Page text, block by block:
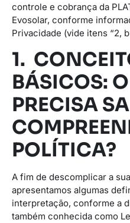
controle e cobrança da
Evosolar, conforme
Privacidade (vide itens “2,
1.
BÁSICOS:
PRECISA
POLÍTICA?
A fim de descomplicar a
apresentamos algumas
interpretação, conforme a
também conhecida como